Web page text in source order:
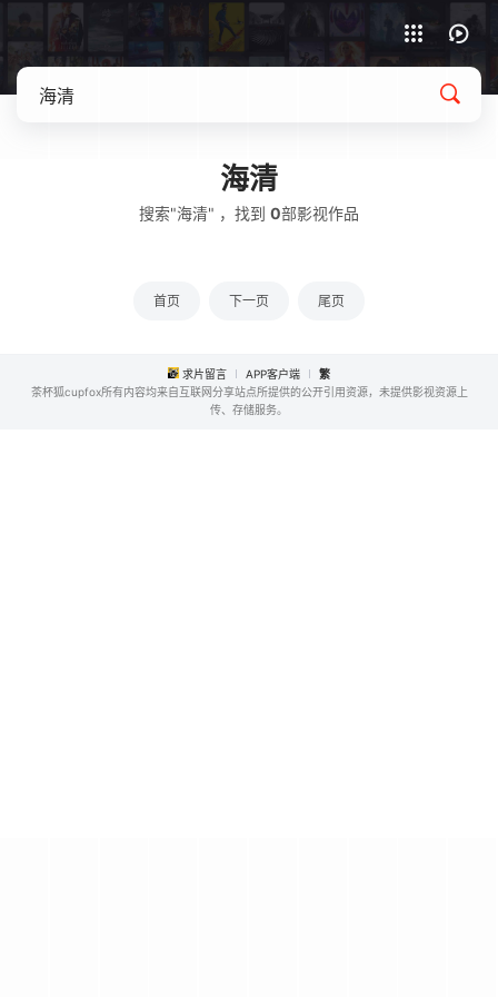
海清
搜索"海清" ，找到 0部影视作品
首页 下一页 尾页
求片留言 APP客户端
繁
茶杯狐cupfox所有内容均来自互联网分享站点所提供的公开引用资源，未提供影视资源上
传、存储服务。